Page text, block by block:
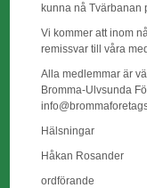
kunna nå Tvärbanan
Vi kommer att inom
remissvar till våra
Alla medlemmar är
Bromma-Ulvsunda
Hälsningar
Håkan Rosander
ordförande